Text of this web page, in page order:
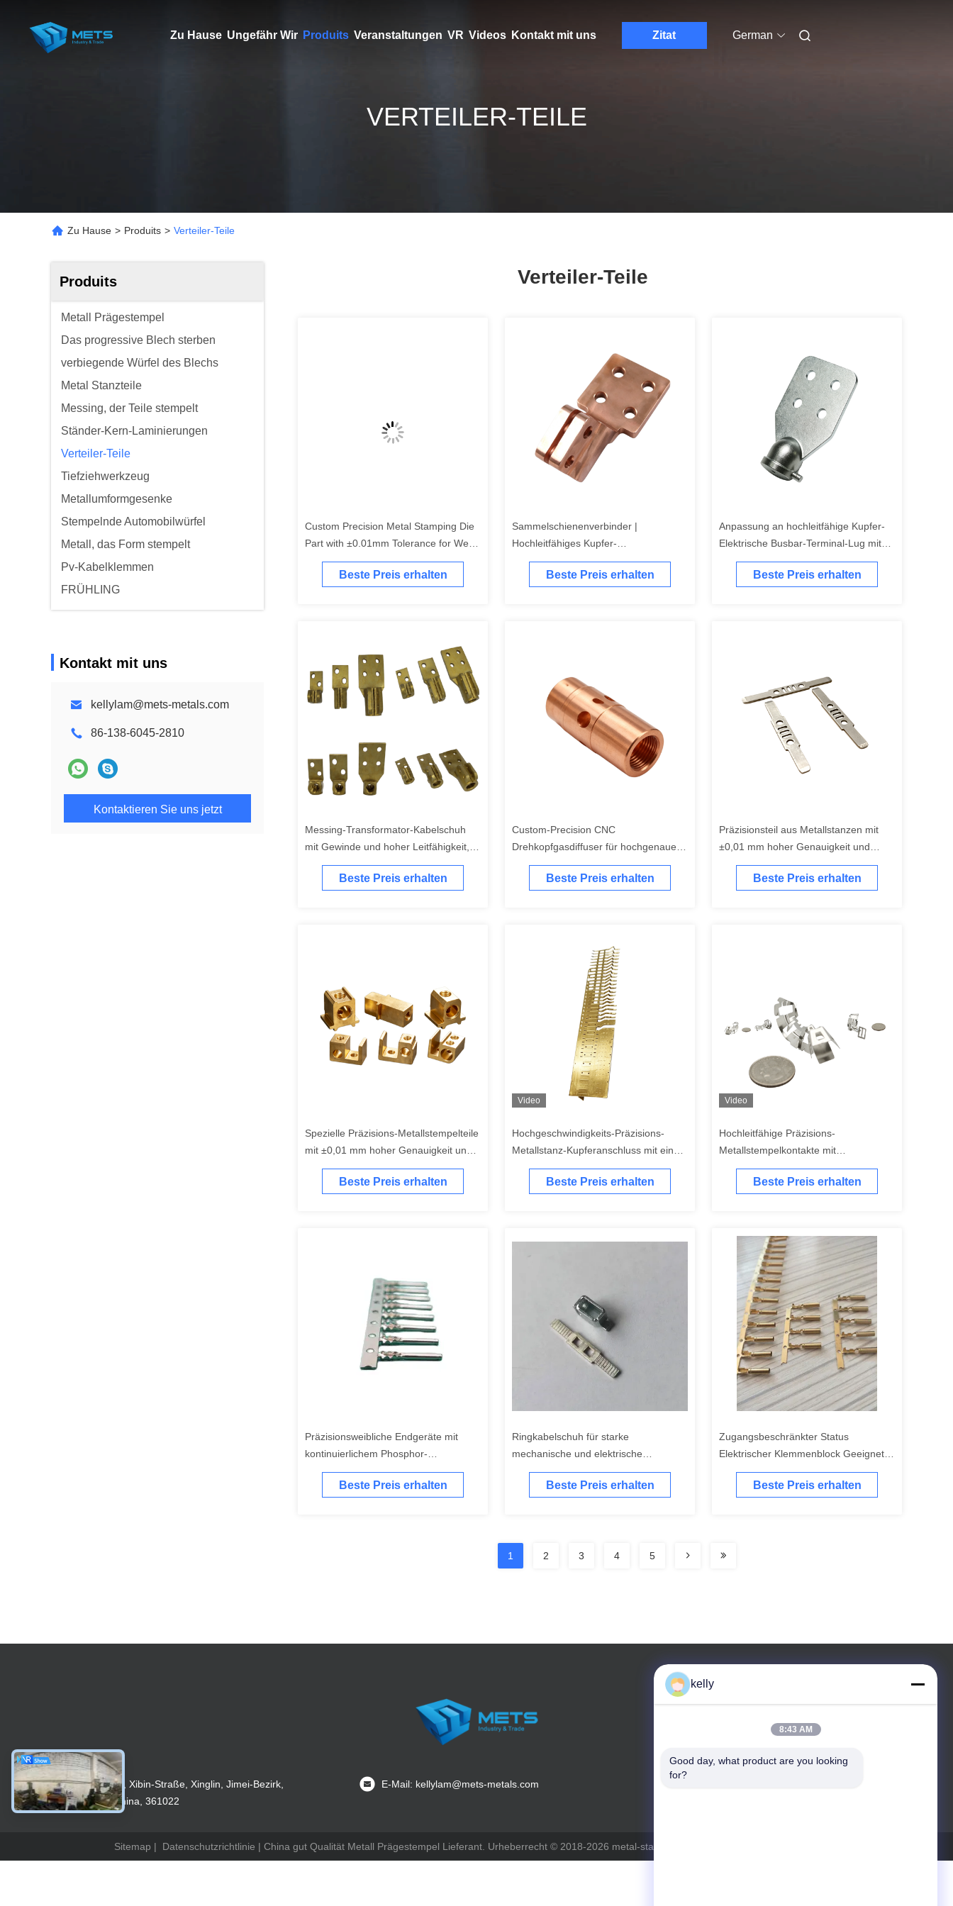
Zu Hause Ungefähr Wir Produits Veranstaltungen VR Videos Kontakt mit uns Zitat German
VERTEILER-TEILE
Zu Hause > Produits > Verteiler-Teile
Produits
Metall Prägestempel
Das progressive Blech sterben
verbiegende Würfel des Blechs
Metal Stanzteile
Messing, der Teile stempelt
Ständer-Kern-Laminierungen
Verteiler-Teile
Tiefziehwerkzeug
Metallumformgesenke
Stempelnde Automobilwürfel
Metall, das Form stempelt
Pv-Kabelklemmen
FRÜHLING
Kontakt mit uns
kellylam@mets-metals.com
86-138-6045-2810
Kontaktieren Sie uns jetzt
Verteiler-Teile
Custom Precision Metal Stamping Die
Part with ±0.01mm Tolerance for Wear
Resistance and Custom Design
Beste Preis erhalten
Sammelschienenverbinder |
Hochleitfähiges Kupfer-
Stromverbindungsteil
Beste Preis erhalten
Anpassung an hochleitfähige Kupfer-
Elektrische Busbar-Terminal-Lug mit
korrosionsbeständiger
Präzisionsfertigung
Beste Preis erhalten
Messing-Transformator-Kabelschuh
mit Gewinde und hoher Leitfähigkeit,
Präzisionsgewinde für
Korrosionsbeständigkeit
Beste Preis erhalten
Custom-Precision CNC
Drehkopfgasdiffuser für hochgenaue
industrielle Schweißanwendungen
Beste Preis erhalten
Präzisionsteil aus Metallstanzen mit
±0,01 mm hoher Genauigkeit und
breiter Materialkompatibilität für die
OEM-FertigungBeste Preis erhalten
Spezielle Präzisions-Metallstempelteile
mit ±0,01 mm hoher Genauigkeit und
breiter Materialauswahl für OEM-
LösungenBeste Preis erhalten
Video
Hochgeschwindigkeits-Präzisions-
Metallstanz-Kupferanschluss mit einer
Maßtoleranz von ±0,01 mm bis ±0,03
Beste Preis erhalten
Video
Hochleitfähige Präzisions-
Metallstempelkontakte mit
Zinnplattierung,
Korrosionsbeständigkeit und
Beste Preis erhalten
Präzisionsweibliche Endgeräte mit
kontinuierlichem Phosphor-
Bronzstreifen für die automatisierte
Verarbeitung von Kabel- und
Beste Preis erhalten
Ringkabelschuh für starke
mechanische und elektrische
Verbindungen in verschiedenen
AnwendungenBeste Preis erhalten
Zugangsbeschränkter Status
Elektrischer Klemmenblock Geeignet
für Signal- und Stromverkabelung
Gewährleistung der elektrischen
Beste Preis erhalten
1 2 3 4 5
102, No.42, Xibin-Straße, Xinglin, Jimei-Bezirk,
Xiamen, China, 361022
E-Mail: kellylam@mets-metals.com
Sitemap | Datenschutzrichtlinie | China gut Qualität Metall Prägestempel Lieferant. Urheberrecht © 2018-2026 metal-stampingdies.com . Alle Rechte vorbehalten.
kelly
8:43 AM
Good day, what product are you looking
for?